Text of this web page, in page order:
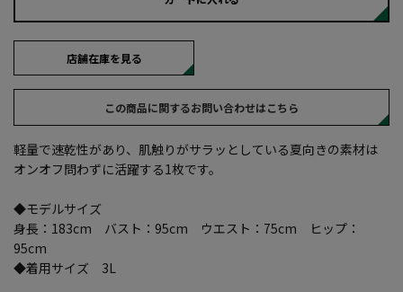
店舗在庫を見る
この商品に関するお問い合わせはこちら
軽量で速乾性があり、肌触りがサラッとしている夏向きの素材は
オンオフ問わずに活躍する1枚です。
◆モデルサイズ
身長：183cm バスト：95cm ウエスト：75cm ヒップ：
95cm
◆着用サイズ 3L